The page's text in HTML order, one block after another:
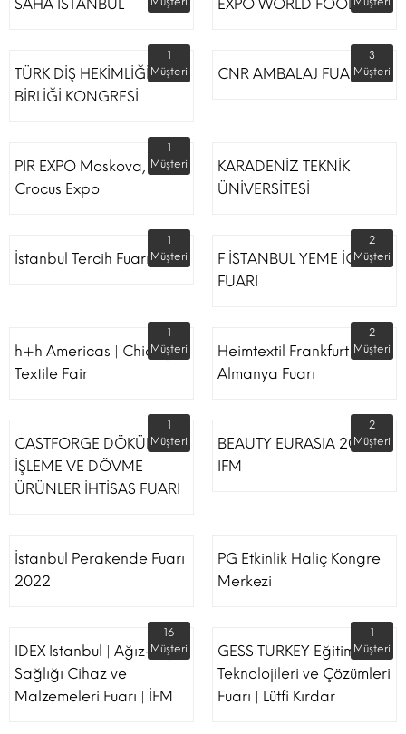
SAHA İSTANBUL EXPO WORLD FOOD
TÜRK DİŞ HEKİMLİĞİ
BİRLİĞİ KONGRESİ
1
Müşteri
CNR AMBALAJ FUARI
3
Müşteri
PIR EXPO Moskova,
Crocus Expo
1
Müşteri
KARADENİZ TEKNİK
ÜNİVERSİTESİ
İstanbul Tercih Fuarı
1
Müşteri
F İSTANBUL YEME İÇME
FUARI
2
Müşteri
h+h Americas | Chicago
Textile Fair
1
Müşteri
Heimtextil Frankfurt
Almanya Fuarı
2
Müşteri
CASTFORGE DÖKÜM,
İŞLEME VE DÖVME
ÜRÜNLER İHTİSAS FUARI
1
Müşteri
BEAUTY EURASIA 2022
IFM
2
Müşteri
İstanbul Perakende Fuarı
2022
PG Etkinlik Haliç Kongre
Merkezi
IDEX Istanbul | Ağız-Diş
Sağlığı Cihaz ve
Malzemeleri Fuarı | İFM
16
Müşteri
GESS TURKEY Eğitim
Teknolojileri ve Çözümleri
Fuarı | Lütfi Kırdar
1
Müşteri